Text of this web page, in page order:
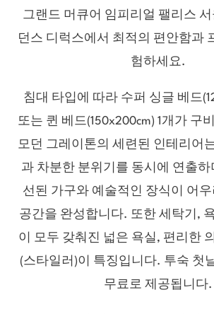
그랜드 머큐어 임피리얼 팰리스 서
던스 디럭스에서 최적의 편안함과
험하세요.
침대 타입에 따라 수퍼 싱글 베드
또는 퀸 베드(150x200cm) 1개가 구
모던 그레이톤의 세련된 인테리어
과 차분한 분위기를 동시에 연출하
선된 가구와 예술적인 장식이 어
공간을 완성합니다. 또한 세탁기,
이 모두 갖춰진 넓은 욕실, 편리한
(스타일러)이 특징입니다. 투숙 첫
무료로 제공됩니다.